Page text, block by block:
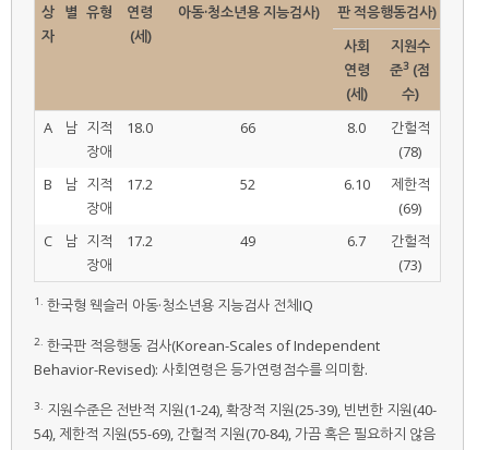
상
자
별 유형
연령
(세)
아동·청소년용 지능검사)
판 적응행동검사)
사회
연령
(세)
지원수
준3 (점
수)
A
남 지적
장애
18.0 66 8.0
간헐적
(78)
B
남 지적
장애
17.2 52 6.10
제한적
(69)
C
남 지적
장애
17.2 49 6.7
간헐적
(73)
1. 한국형 웩슬러 아동·청소년용 지능검사 전체IQ
2. 한국판 적응행동 검사(Korean-Scales of Independent
Behavior-Revised): 사회연령은 등가연령점수를 의미함.
3. 지원수준은 전반적 지원(1-24), 확장적 지원(25-39), 빈번한 지원(40-
54), 제한적 지원(55-69), 간헐적 지원(70-84), 가끔 혹은 필요하지 않음